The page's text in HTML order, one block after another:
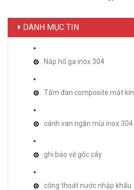
DANH MỤC TIN
Nắp hố ga inox 304
Tấm đan composite mặt kín
cánh van ngăn mùi inox 304
ghi bảo vệ gốc cây
cống thoát nước nhập khẩu